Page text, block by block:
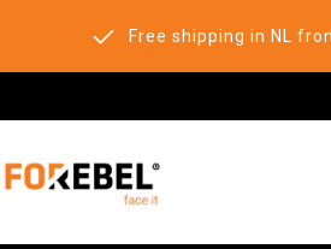
Free shipping in NL